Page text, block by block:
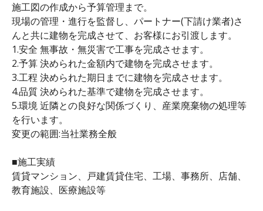
施工図の作成から予算管理まで。
現場の管理・進行を監督し、パートナー(下請け業者)さ
んと共に建物を完成させて、お客様にお引渡します。
1.安全 無事故・無災害で工事を完成させます。
2.予算 決められた金額内で建物を完成させます。
3.工程 決められた期日までに建物を完成させます。
4.品質 決められた基準で建物を完成させます。
5.環境 近隣との良好な関係づくり、産業廃棄物の処理等
を行います。
変更の範囲:当社業務全般
■施工実績
賃貸マンション、戸建賃貸住宅、工場、事務所、店舗、
教育施設、医療施設等